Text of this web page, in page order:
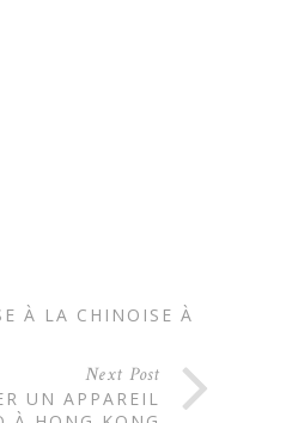
À LA CHINOISE À
Next Post
UN APPAREIL